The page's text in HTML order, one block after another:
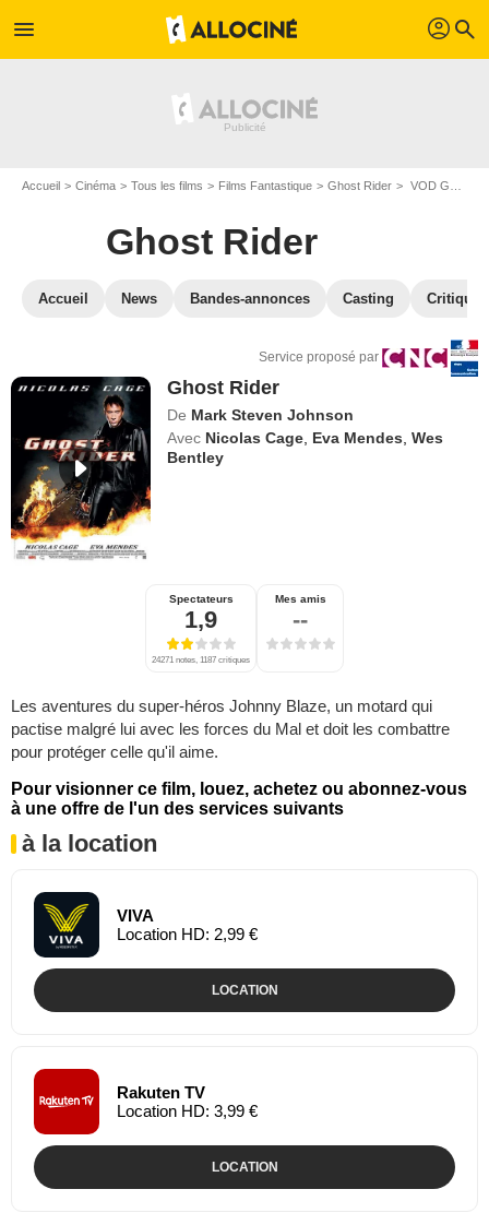
menu profil search
Accueil Cinéma Tous les films Films Fantastique Ghost Rider VOD Ghost Rider
Ghost Rider
Accueil News Bandes-annonces Casting
Service proposé par
Ghost Rider
De Mark Steven Johnson
Avec Nicolas Cage Eva Mendes ,Wes
Bentley
Spectateurs
1,9
24271 notes, 1187 critiques
Mes amis
--
Les aventures du super-héros Johnny Blaze, un motard qui
pactise malgré lui avec les forces du Mal et doit les combattre
pour protéger celle qu'il aime.
Pour visionner ce film, louez, achetez ou abonnez-vous
à une offre de l'un des services suivants
à la location
VIVA
Location HD: 2,99 €
LOCATION
Rakuten TV
Location HD: 3,99 €
LOCATION